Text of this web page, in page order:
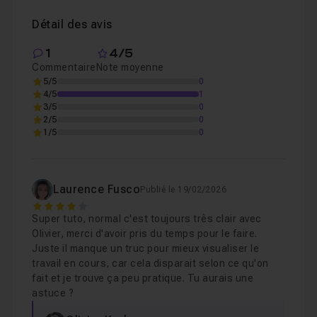
Détail des avis
1
Commentaire
4/5
Note moyenne
5/5
0
4/5
1
3/5
0
2/5
0
1/5
0
Laurence Fusco Publié le 19/02/2026
4
Super tuto, normal c'est toujours très clair avec
Olivier, merci d'avoir pris du temps pour le faire.
Juste il manque un truc pour mieux visualiser le
travail en cours, car cela disparait selon ce qu'on
fait et je trouve ça peu pratique. Tu aurais une
astuce ?